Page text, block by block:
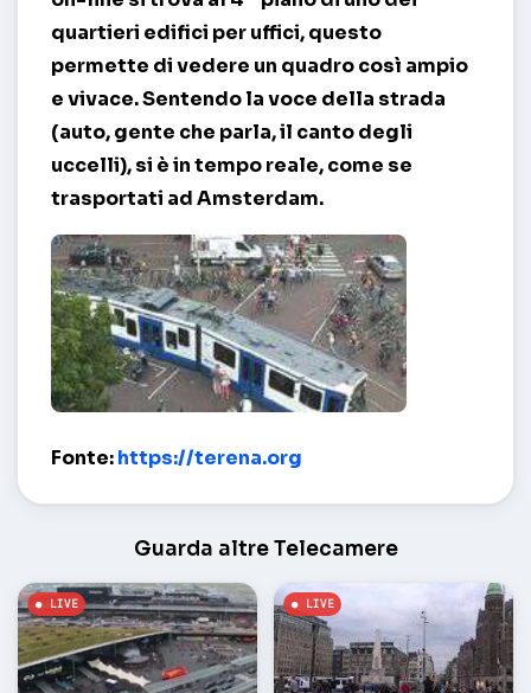
quartieri edifici per uffici, questo
permette di vedere un quadro così ampio
e vivace. Sentendo la voce della strada
(auto, gente che parla, il canto degli
uccelli), si è in tempo reale, come se
trasportati ad Amsterdam.
Fonte:https://terena.org
Guarda altre Telecamere